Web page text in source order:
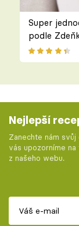
Super
podle
Nejlepší
Zanechte nám
vás upozorníme
z našeho webu.